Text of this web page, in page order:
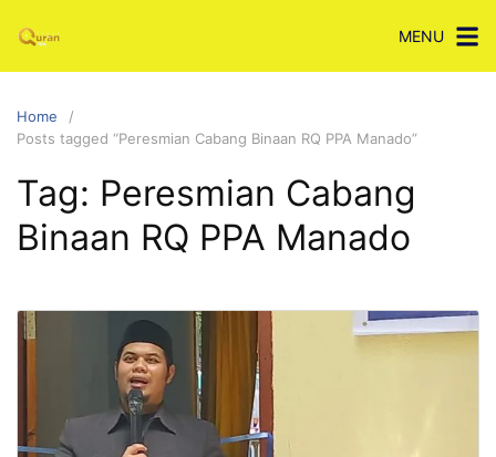
content
MENU
Home
Posts tagged “Peresmian Cabang Binaan RQ PPA Manado”
Tag: Peresmian Cabang
Binaan RQ PPA Manado